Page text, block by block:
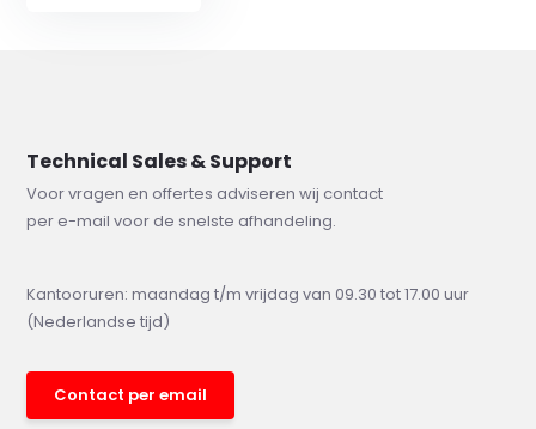
Technical Sales & Support
Voor vragen en offertes adviseren wij contact
per e-mail voor de snelste afhandeling.
Kantooruren: maandag t/m vrijdag van 09.30 tot 17.00 uur
(Nederlandse tijd)
Contact per email